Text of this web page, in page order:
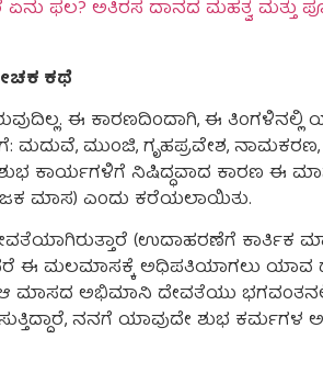
ಫಲ? ಅತಿರಸ ದಾನದ ಮಹತ್ವ ಮತ್ತು
ಕಥೆ
ಈ ಕಾರಣದಿಂದಾಗಿ, ಈ ತಿಂಗಳಿನಲ್ಲಿ
ಮುಂಜಿ, ಗೃಹಪ್ರವೇಶ, ನಾಮಕರಣ,
ಕಾರ್ಯಗಳಿಗೆ ನಿಷಿದ್ಧವಾದ ಕಾರಣ ಈ
ಮಾಸ) ಎಂದು ಕರೆಯಲಾಯಿತು.
(ಉದಾಹರಣೆಗೆ ಕಾರ್ತಿಕ
ಈ ಮಲಮಾಸಕ್ಕೆ ಅಧಿಪತಿಯಾಗಲು
ಆ ಮಾಸದ ಅಭಿಮಾನಿ ದೇವತೆಯು
ನನಗೆ ಯಾವುದೇ ಶುಭ ಕರ್ಮಗಳ